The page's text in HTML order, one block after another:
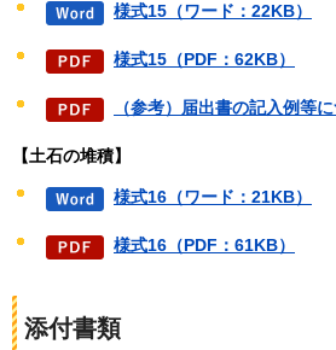
様式15（ワード：22KB）
様式15（PDF：62KB）
（参考）届出書の記入例等
【土石の堆積】
様式16（ワード：21KB）
様式16（PDF：61KB）
添付書類